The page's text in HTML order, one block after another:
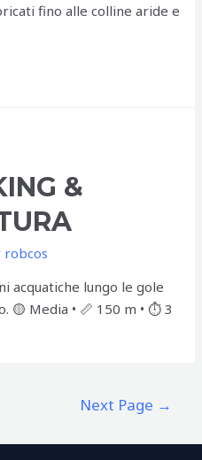
fino alle colline aride e
&
robcos
acquatiche lungo le gole
🟡 Media • 📏 150 m • ⏱️ 3
Next Page →